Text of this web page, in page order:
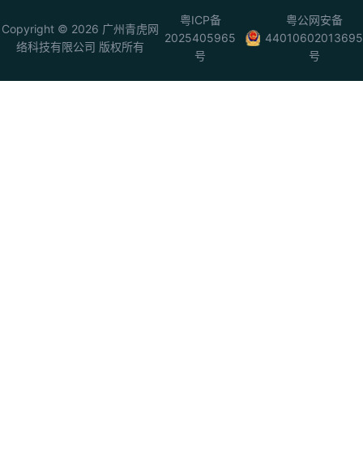
Copyright © 2026 广州青虎网
络科技有限公司 版权所有
粤ICP备
2025405965
号
粤公网安备
44010602013695
号